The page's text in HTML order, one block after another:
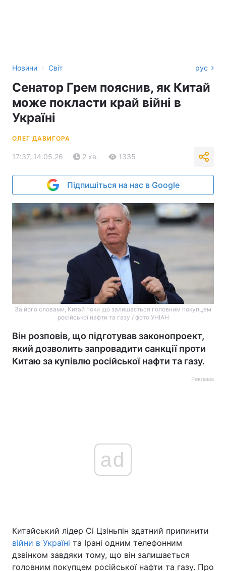
Новини › Світ рус
Сенатор Грем пояснив, як Китай
може покласти край війні в
Україні
ОЛЕГ ДАВИГОРА
17:37, 14.05.26 2 хв. 1335
Підпишіться на нас в Google
За його словами, Китай поки що залишається головним покупцем
російської нафти та газу / фото УНІАН
Він розповів, що підготував законопроект,
який дозволить запровадити санкції проти
Китаю за купівлю російської нафти та газу.
Реклама
ad
Китайський лідер Сі Цзіньпін здатний припинити
війни в Україні та Ірані одним телефонним
дзвінком завдяки тому, що він залишається
головним покупцем російської нафти та газу. Про